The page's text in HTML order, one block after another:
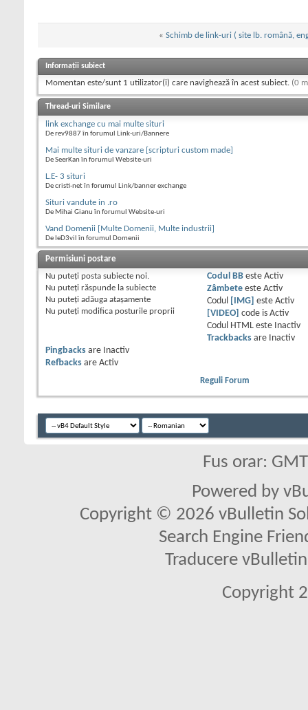
« Schimb de link-uri ( site lb. română,
Informații subiect
Momentan este/sunt 1 utilizator(i) care navighează în acest subiect. (0
Thread-uri Similare
link exchange cu mai multe situri
De rev9887 în forumul Link-uri/Bannere
Mai multe situri de vanzare [scripturi custom made]
De SeerKan în forumul Website-uri
L.E- 3 situri
De cristi-net în forumul Link/banner exchange
Situri vandute in .ro
De Mihai Gianu în forumul Website-uri
Vand Domenii [Multe Domenii, Multe industrii]
De IeD3vil în forumul Domenii
Permisiuni postare
Nu puteţi posta subiecte noi.
Nu puteţi răspunde la subiecte
Nu puteţi adăuga ataşamente
Nu puteţi modifica posturile proprii
Codul BBeste Activ
Zâmbeteeste Activ
Codul
[IMG] este Activ
[VIDEO]
code is Activ
Codul HTML este
Inactiv
Trackbacksare
Inactiv
Pingbacks are
Inactiv
Refbacks are Activ
Reguli Forum
Fus orar:
Powered by
Copyright © 2026 vBulletin
Search Engine
Traducere
Copyright